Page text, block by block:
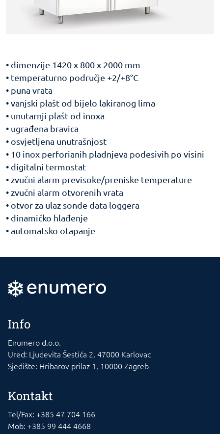
• dimenzije 1420 x 800 x 2000 mm
• temperaturno područje +2/+8°C
• puna vrata
• vanjski plašt od bijelo lakiranog lima
• unutarnji plašt od inoxa
• ugrađena bravica
• osvjetljena unutrašnjost
• 10 inox perforianih pladnjeva podesivih po visini
• digitalni termostat
• zvučni alarm previsoke/preniske temperature
• zvučni alarm otvorenih vrata
• otvor za ulaz sonde data loggera
• dinamičko hlađenje
• automatsko otapanje
Info
Enumero d.o.o.
Ured: Ljudevita Šestića 2, 47000 Karlovac
Sjedište: Hribarov prilaz 1, 10000 Zagreb
Kontakt
Tel/Fax: +385 47 704 166
Mob: +385 99 444 4668